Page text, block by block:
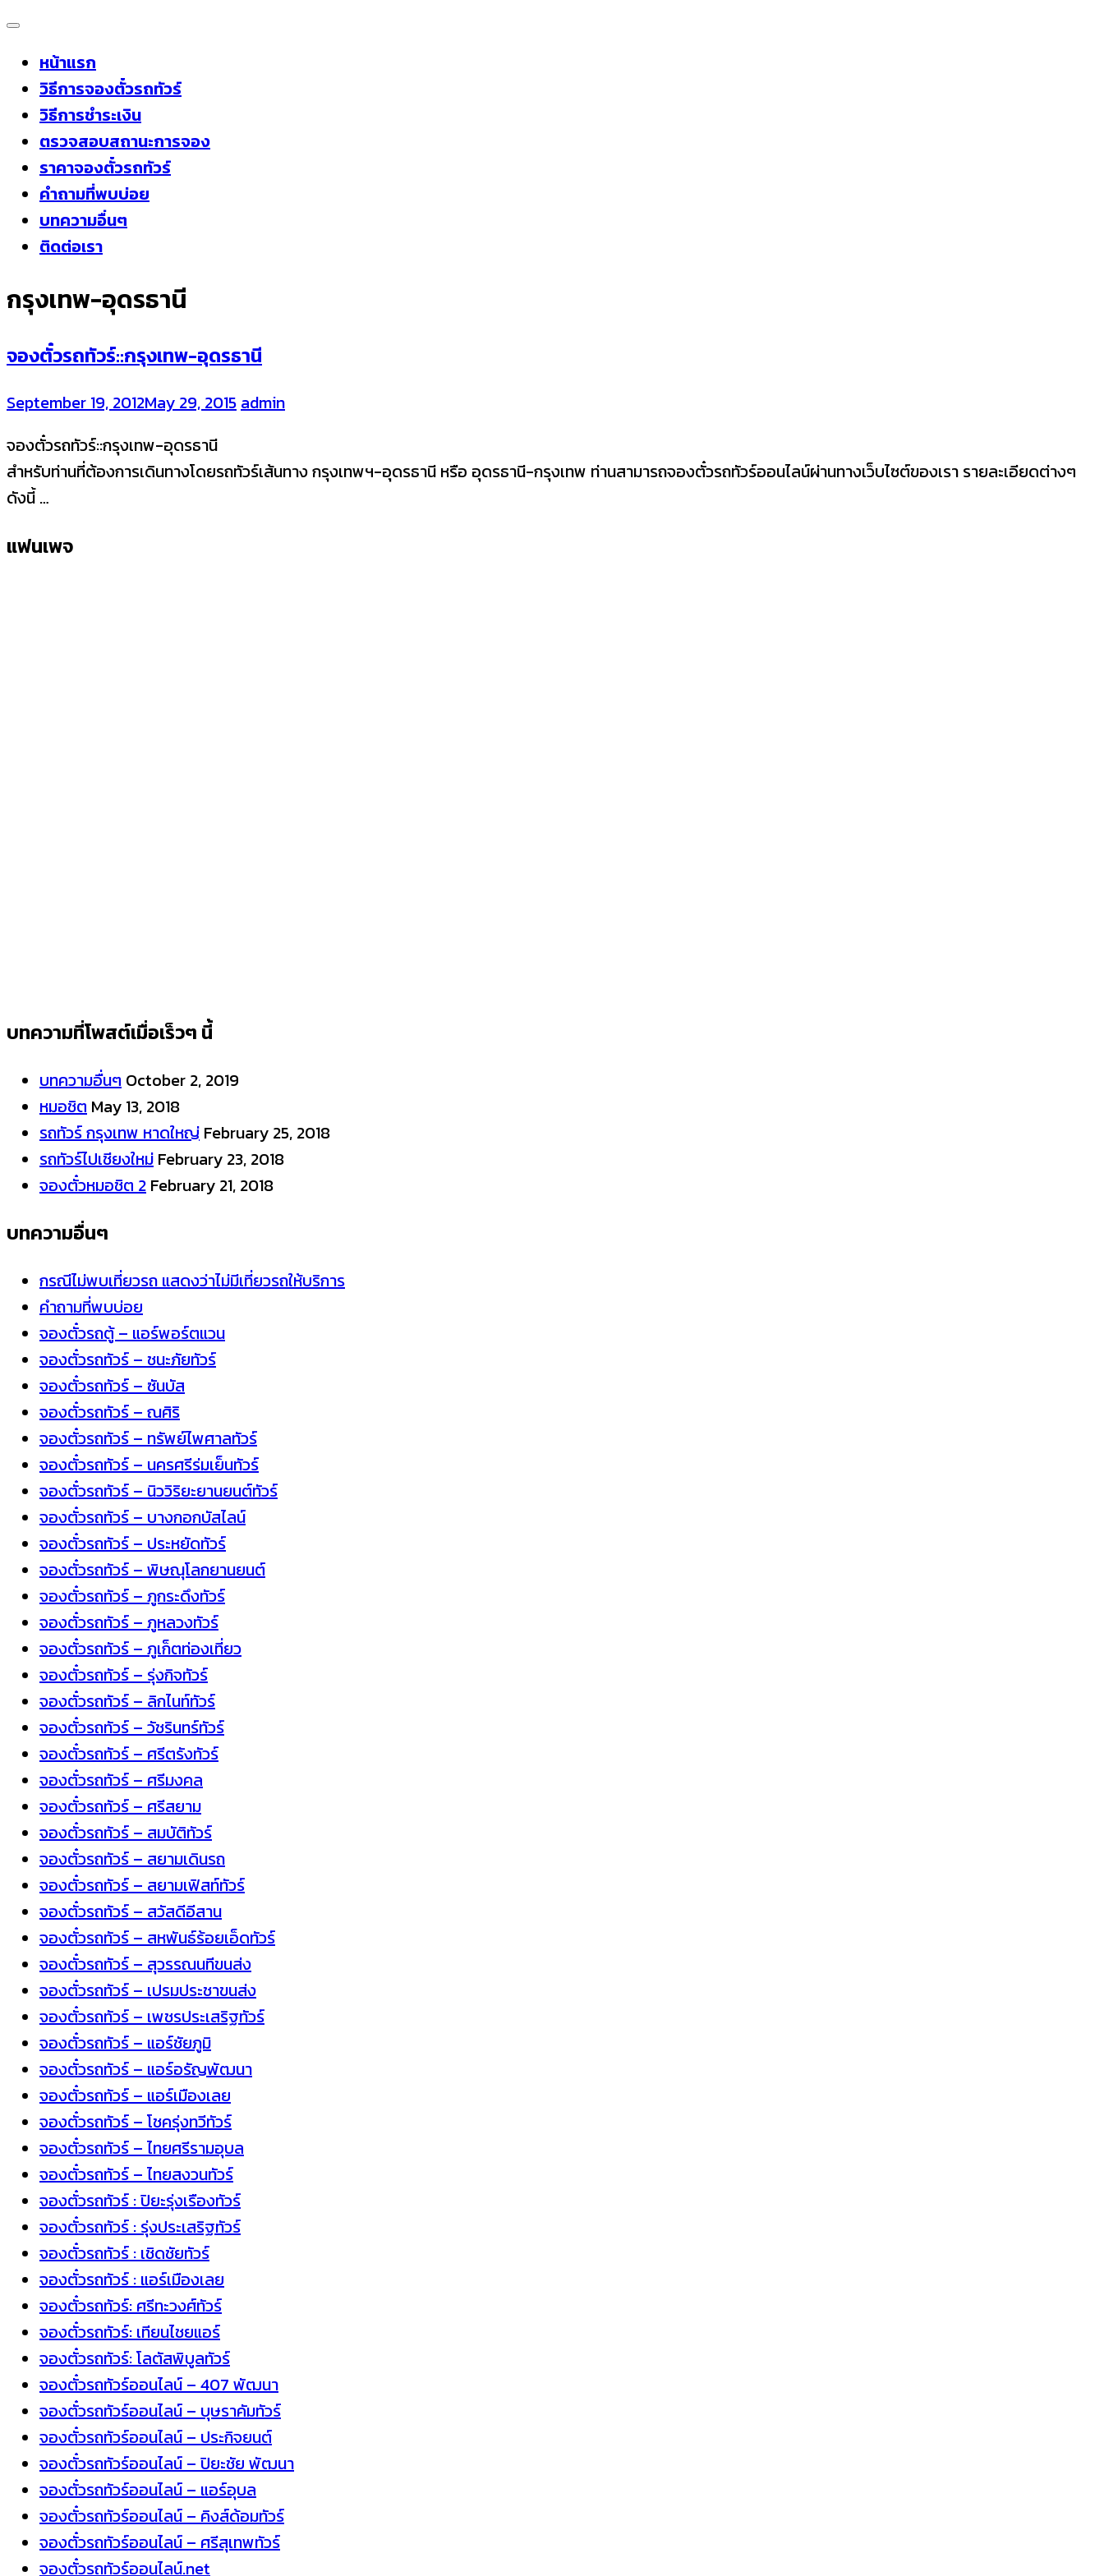
Skip
contentหน้าแรก
วิธีการจองตั๋วรถทัวร์
วิธีการชำระเงิน
ตรวจสอบสถานะการจอง
ราคาจองตั๋วรถทัวร์
คำถามที่พบบ่อย
บทความอื่นๆ
ติดต่อเรา
กรุงเทพ-อุดรธานี
จองตั๋วรถทัวร์::กรุงเทพ-อุดรธานี
September 19, 2012May 29, 2015admin
จองตั๋วรถทัวร์::กรุงเทพ-อุดรธานี
สำหรับท่านที่ต้องการเดินทางโดยรถทัวร์เส้นทาง กรุงเทพฯ-อุดรธานี หรือ อุดรธานี-กรุงเทพ ท่านสามารถจองตั๋วรถทัวร์ออนไลน์ผ่านทางเว็บไซต์ของเรา รายละเอียดต่างๆ
ดังนี้ …
แฟนเพจ
บทความที่โพสต์เมื่อเร็วๆ นี้
บทความอื่นๆ October 2, 2019
หมอชิต May 13, 2018
รถทัวร์ กรุงเทพ หาดใหญ่ February 25, 2018
รถทัวร์ไปเชียงใหม่ February 23, 2018
จองตั๋วหมอชิต 2 February 21, 2018
บทความอื่นๆ
กรณีไม่พบเที่ยวรถ แสดงว่าไม่มีเที่ยวรถให้บริการ
คำถามที่พบบ่อย
จองตั๋วรถตู้ – แอร์พอร์ตแวน
จองตั๋วรถทัวร์ – ชนะภัยทัวร์
จองตั๋วรถทัวร์ – ซันบัส
จองตั๋วรถทัวร์ – ณศิริ
จองตั๋วรถทัวร์ – ทรัพย์ไพศาลทัวร์
จองตั๋วรถทัวร์ – นครศรีร่มเย็นทัวร์
จองตั๋วรถทัวร์ – นิววิริยะยานยนต์ทัวร์
จองตั๋วรถทัวร์ – บางกอกบัสไลน์
จองตั๋วรถทัวร์ – ประหยัดทัวร์
จองตั๋วรถทัวร์ – พิษณุโลกยานยนต์
จองตั๋วรถทัวร์ – ภูกระดึงทัวร์
จองตั๋วรถทัวร์ – ภูหลวงทัวร์
จองตั๋วรถทัวร์ – ภูเก็ตท่องเที่ยว
จองตั๋วรถทัวร์ – รุ่งกิจทัวร์
จองตั๋วรถทัวร์ – ลิกไนท์ทัวร์
จองตั๋วรถทัวร์ – วัชรินทร์ทัวร์
จองตั๋วรถทัวร์ – ศรีตรังทัวร์
จองตั๋วรถทัวร์ – ศรีมงคล
จองตั๋วรถทัวร์ – ศรีสยาม
จองตั๋วรถทัวร์ – สมบัติทัวร์
จองตั๋วรถทัวร์ – สยามเดินรถ
จองตั๋วรถทัวร์ – สยามเฟิสท์ทัวร์
จองตั๋วรถทัวร์ – สวัสดีอีสาน
จองตั๋วรถทัวร์ – สหพันธ์ร้อยเอ็ดทัวร์
จองตั๋วรถทัวร์ – สุวรรณนทีขนส่ง
จองตั๋วรถทัวร์ – เปรมประชาขนส่ง
จองตั๋วรถทัวร์ – เพชรประเสริฐทัวร์
จองตั๋วรถทัวร์ – แอร์ชัยภูมิ
จองตั๋วรถทัวร์ – แอร์อรัญพัฒนา
จองตั๋วรถทัวร์ – แอร์เมืองเลย
จองตั๋วรถทัวร์ – โชครุ่งทวีทัวร์
จองตั๋วรถทัวร์ – ไทยศรีรามอุบล
จองตั๋วรถทัวร์ – ไทยสงวนทัวร์
จองตั๋วรถทัวร์ : ปิยะรุ่งเรืองทัวร์
จองตั๋วรถทัวร์ : รุ่งประเสริฐทัวร์
จองตั๋วรถทัวร์ : เชิดชัยทัวร์
จองตั๋วรถทัวร์ : แอร์เมืองเลย
จองตั๋วรถทัวร์: ศรีทะวงศ์ทัวร์
จองตั๋วรถทัวร์: เทียนไชยแอร์
จองตั๋วรถทัวร์: โลตัสพิบูลทัวร์
จองตั๋วรถทัวร์ออนไลน์ – 407 พัฒนา
จองตั๋วรถทัวร์ออนไลน์ – บุษราคัมทัวร์
จองตั๋วรถทัวร์ออนไลน์ – ประกิจยนต์
จองตั๋วรถทัวร์ออนไลน์ – ปิยะชัย พัฒนา
จองตั๋วรถทัวร์ออนไลน์ – แอร์อุบล
จองตั๋วรถทัวร์ออนไลน์ – คิงส์ด้อมทัวร์
จองตั๋วรถทัวร์ออนไลน์ – ศรีสุเทพทัวร์
จองตั๋วรถทัวร์ออนไลน์.net